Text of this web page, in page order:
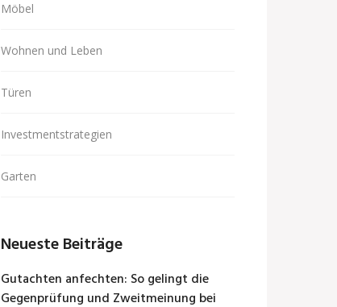
Möbel
Wohnen und Leben
Türen
Investmentstrategien
Garten
Neueste Beiträge
Gutachten anfechten: So gelingt die
Gegenprüfung und Zweitmeinung bei